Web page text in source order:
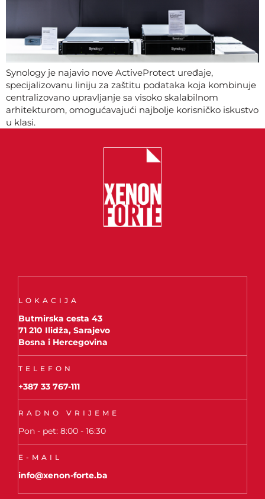
Synology je najavio nove ActiveProtect uređaje,
specijalizovanu liniju za zaštitu podataka koja kombinuje
centralizovano upravljanje sa visoko skalabilnom
arhitekturom, omogućavajući najbolje korisničko iskustvo
u klasi.
LOKACIJA
Butmirska cesta 43
71 210 Ilidža, Sarajevo
Bosna i Hercegovina
TELEFON
+387 33 767-111
RADNO VRIJEME
Pon - pet: 8:00 - 16:30
E-MAIL
info@xenon-forte.ba